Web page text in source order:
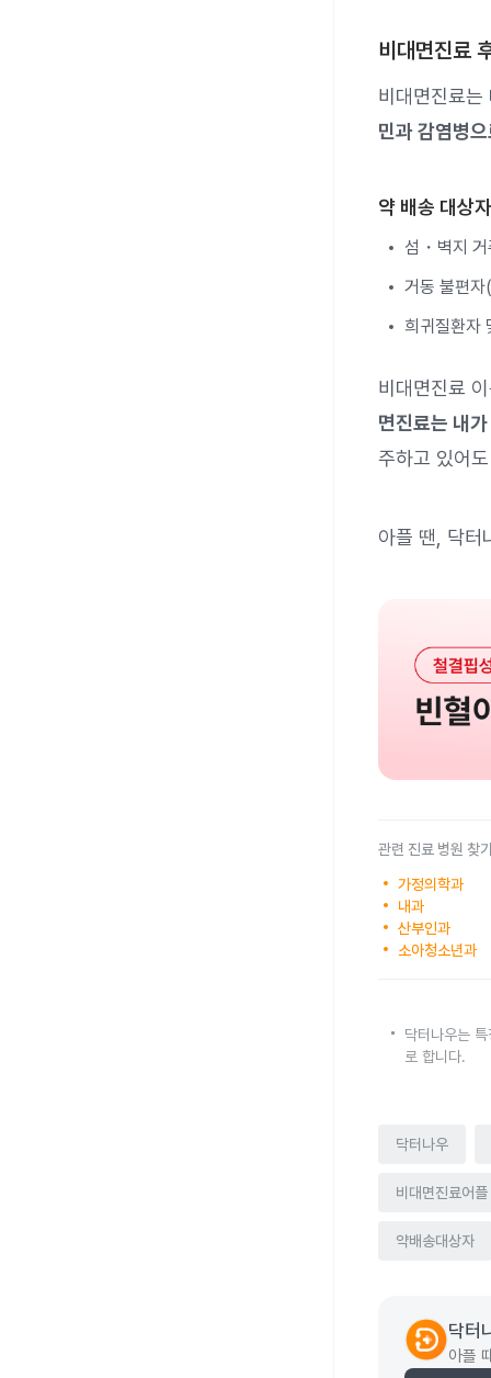
비대면진료
비대면진료
민과 감염병
약 배송 대상자
섬・벽지
거동 불편
희귀질환자
비대면진료
면진료는 내
주하고 있어
아플 땐, 닥터
관련 진료 병원 찾
가정의학과
내과
산부인과
소아청소년과
닥터나우는
로 합니다.
닥터나우
비대면진료어플
약배송대상자
닥터
아플